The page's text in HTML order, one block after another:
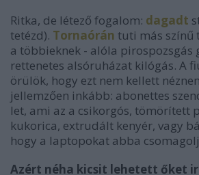
Ritka, de létező fogalom: dagadt
tetézd). Tornaórán tuti más színű
a többieknek - alóla pirospozsgás
rettenetes alsóruházat kilógás. A
örülök, hogy ezt nem kellett
jellemzően inkább: abonettes
let, ami az a csikorgós, tömörített
kukorica, extrudált kenyér, vagy
hogy a laptopokat abba
Azért néha kicsit lehetett őket